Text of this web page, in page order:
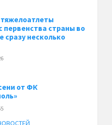
первенства страны во
сразу несколько
от ФК